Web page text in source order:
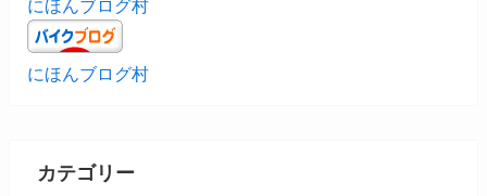
にほんブログ村
にほんブログ村
カテゴリー